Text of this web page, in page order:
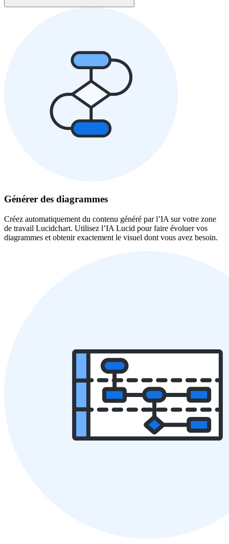
Générer des diagrammes
Créez automatiquement du contenu généré par l’IA sur votre zone
de travail Lucidchart. Utilisez l’IA Lucid pour faire évoluer vos
diagrammes et obtenir exactement le visuel dont vous avez besoin.